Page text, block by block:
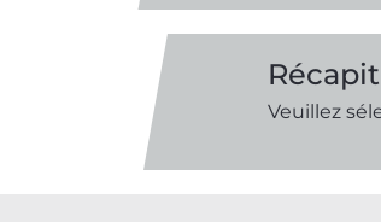
Veuillez